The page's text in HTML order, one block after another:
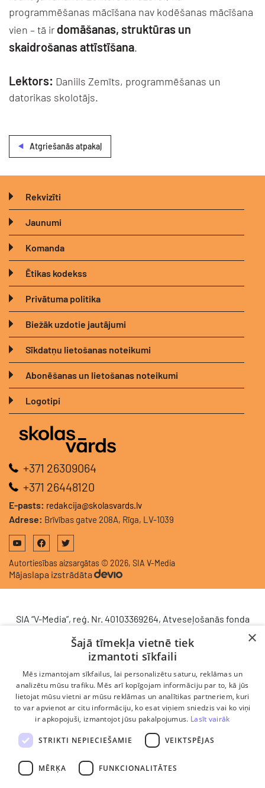
programmēšanas mācīšana nav kodēšanas mācīšana
vien – tā irdomāšanas, struktūras un
skaidrošanas attīstīšana.
Lektors: Daniils Zemīts, programmēšanas un
datorikas skolotājs.
Atgriešanās atpakaļ
Rekvizīti
Jaunumi
Komanda
Ētikas kodekss
Privātuma politika
Biežāk uzdotie jautājumi
Sīkdatņu lietošanas noteikumi
Abonēšanas un lietošanas noteikumi
Logotipi
+371 26309064
+371 26448120
E-pasts: redakcija@skolasvards.lv
Adrese: Brīvības gatve 208A, Rīga, LV-1039
Autortiesības aizsargātas © 2026, SIA V-Media
Mājaslapa izstrādāta
SIA “V-Media”, reģ. Nr. 40103369264, Atveseļošanās fonda
komercdarbības procesu uzlabošanā - ieviesta klientu
attiecību pārvaldības sistēma (CRM). 2024. gada 16.
decembrī tika noslēgts līgums Nr. 9.2-17-L-2024/928 ar
Latvijas Investīciju un attīstības aģentūru par atbalsta
saņemšanu saskaņā ar Atveseļošanas un noturības
mehānisma plāna 2. komponenti “Digitālā transformācija”
(atbalsta pieteikuma Nr. DIGI/2024/1253). Projekta ietvaros
ieviesta klientu un darba procesu pārvaldības sistēma
Scoro, uzlabojot pārdošanas procesu, centralizējot klientu
datubāzi un darījumu plūsmu, kā arī nodrošinot pārskatāmu,
efektīvu pārdošanas nodaļas darbu un precīzāku rezultātu
×
Šajā tīmekļa vietnē tiek
izmantoti sīkfaili
Mēs izmantojam sīkfailus, lai personalizētu saturu, reklāmas un
analizētu mūsu trafiku. Mēs arī kopīgojam informāciju par to, kā jūs
lietojat mūsu vietni ar mūsu reklāmas un analītikas partneriem, kuri
to var apvienot ar citu informāciju, ko esat viņiem sniedzis vai ko viņi
ir apkopojuši, izmantojot jūsu pakalpojumus. Lasīt vairāk
STRIKTI NEPIECIEŠAMIE VEIKTSPĒJAS
MĒRĶA FUNKCIONALITĀTES